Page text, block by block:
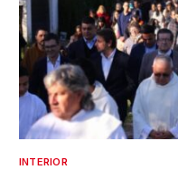
INTERIOR